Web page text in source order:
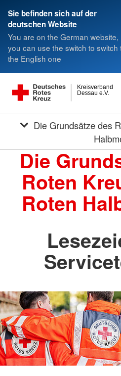
Sie befinden sich auf der
deutschen Website
You are on the German website,
you can use the switch to switch
the English one
Dessau e.V.
Kreisverband
Die
Roten
Roten